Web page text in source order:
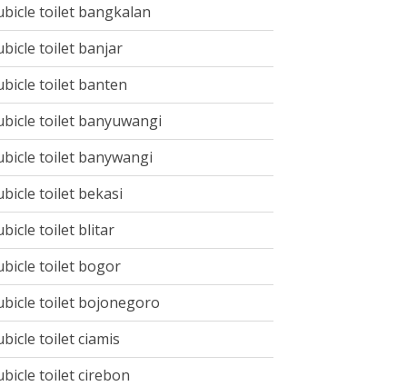
toilet bangkalan
toilet banjar
toilet banten
toilet banyuwangi
toilet banywangi
toilet bekasi
toilet blitar
toilet bogor
toilet bojonegoro
toilet ciamis
toilet cirebon